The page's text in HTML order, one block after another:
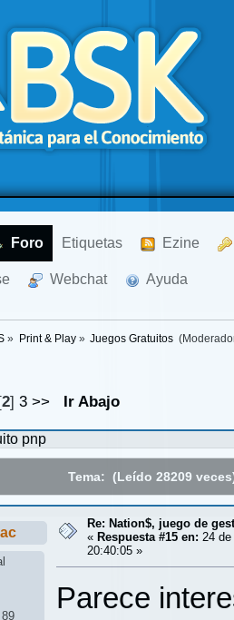
Foro Etiquetas Ezine
Webchat Ayuda
» Print & Play» Juegos Gratuitos
[2]3 >> Ir Abajo
pnp
Tema: (Leído 28209
Re: Nation$, juego de
« Respuesta #15 en: 24 de
20:40:05 »
Parece